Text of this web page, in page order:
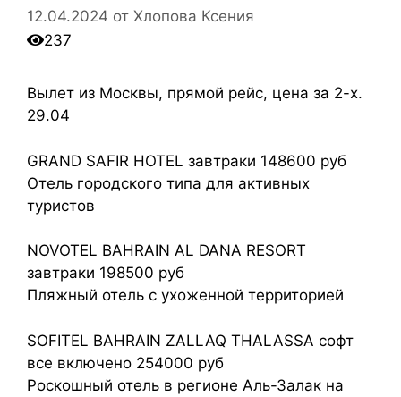
12.04.2024 от Хлопова Ксения
237
Вылет из Москвы, прямой рейс, цена за 2-х.
29.04
GRAND SAFIR HOTEL завтраки 148600 руб
Отель городского типа для активных
туристов
NOVOTEL BAHRAIN AL DANA RESORT
завтраки 198500 руб
Пляжный отель с ухоженной территорией
SOFITEL BAHRAIN ZALLAQ THALASSA софт
все включено 254000 руб
Роскошный отель в регионе Аль-Залак на